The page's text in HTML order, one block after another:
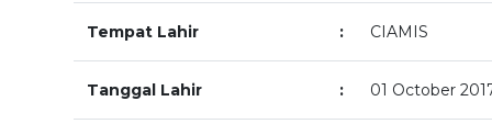
Tempat Lahir : CIAMIS
Tanggal Lahir : 01 October